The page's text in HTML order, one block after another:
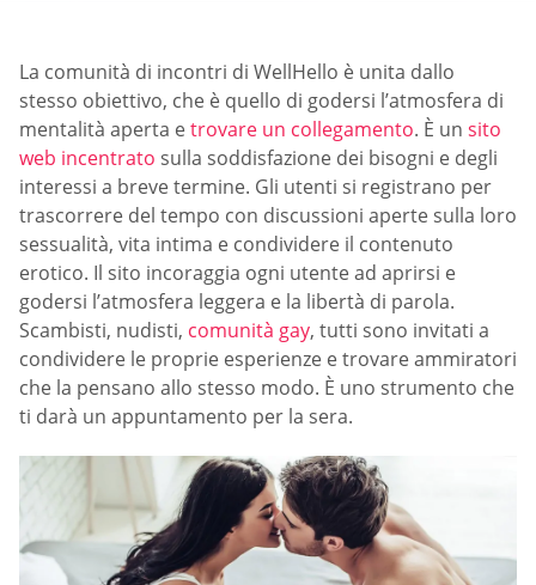
La comunità di incontri di WellHello è unita dallo
stesso obiettivo, che è quello di godersi l’atmosfera di
mentalità aperta etrovare un collegamento. È un sito
web incentrato sulla soddisfazione dei bisogni e degli
interessi a breve termine. Gli utenti si registrano per
trascorrere del tempo con discussioni aperte sulla loro
sessualità, vita intima e condividere il contenuto
erotico. Il sito incoraggia ogni utente ad aprirsi e
godersi l’atmosfera leggera e la libertà di parola.
Scambisti, nudisti, comunità gay, tutti sono invitati a
condividere le proprie esperienze e trovare ammiratori
che la pensano allo stesso modo. È uno strumento che
ti darà un appuntamento per la sera.